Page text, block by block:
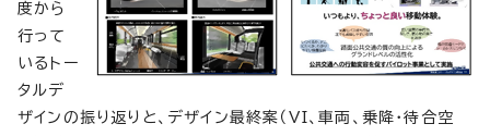
度から
行って
いるトー
タルデ
ザインの振り返りと、デザイン最終案（VI、車両、乗降・待合空